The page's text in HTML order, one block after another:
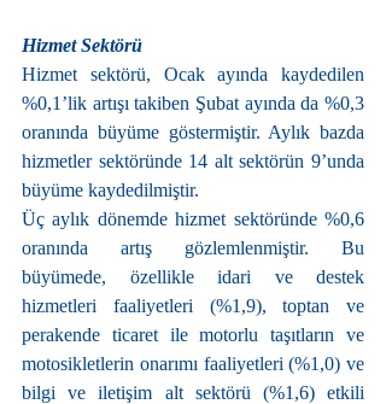
Hizmet Sektörü
Hizmet sektörü, Ocak ayında kaydedilen
%0,1’lik artışı takiben Şubat ayında da %0,3
oranında büyüme göstermiştir. Aylık bazda
hizmetler sektöründe 14 alt sektörün 9’unda
büyüme kaydedilmiştir.
Üç aylık dönemde hizmet sektöründe %0,6
oranında artış gözlemlenmiştir. Bu
büyümede, özellikle idari ve destek
hizmetleri faaliyetleri (%1,9), toptan ve
perakende ticaret ile motorlu taşıtların ve
motosikletlerin onarımı faaliyetleri (%1,0) ve
bilgi ve iletişim alt sektörü (%1,6) etkili